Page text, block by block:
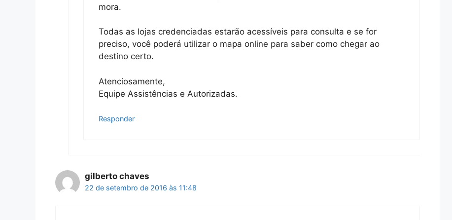
mora.
Todas as lojas credenciadas estarão acessíveis para consulta e se for
preciso, você poderá utilizar o mapa online para saber como chegar ao
destino certo.
Atenciosamente,
Equipe Assistências e Autorizadas.
Responder
gilberto chaves
22 de setembro de 2016 às 11:48